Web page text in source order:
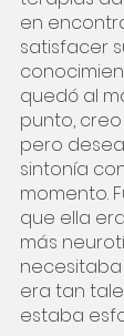
en
satisfacer
quedó al
punto,
pero
sintonía
momento.
que ella
más
era tan
estaba